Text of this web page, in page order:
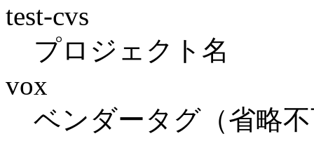
test-cvs
プロジェクト名
vox
ベンダータグ（省略